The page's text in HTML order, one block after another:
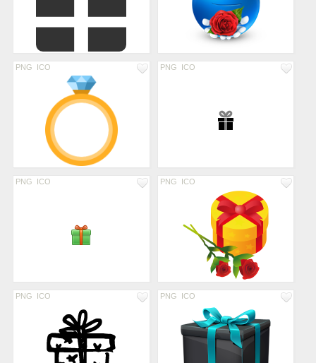
PNG ICO PNG ICO
PNG ICO PNG ICO
PNG ICO PNG ICO